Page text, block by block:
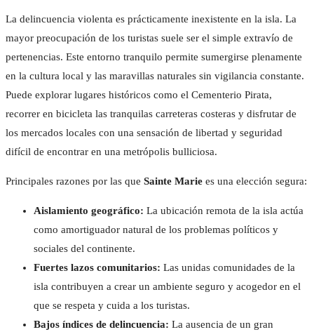
La delincuencia violenta es prácticamente inexistente en la isla. La
mayor preocupación de los turistas suele ser el simple extravío de
pertenencias. Este entorno tranquilo permite sumergirse plenamente
en la cultura local y las maravillas naturales sin vigilancia constante.
Puede explorar lugares históricos como el Cementerio Pirata,
recorrer en bicicleta las tranquilas carreteras costeras y disfrutar de
los mercados locales con una sensación de libertad y seguridad
difícil de encontrar en una metrópolis bulliciosa.
Principales razones por las que Sainte Marie es una elección segura:
Aislamiento geográfico: La ubicación remota de la isla actúa
como amortiguador natural de los problemas políticos y
sociales del continente.
Fuertes lazos comunitarios: Las unidas comunidades de la
isla contribuyen a crear un ambiente seguro y acogedor en el
que se respeta y cuida a los turistas.
Bajos índices de delincuencia: La ausencia de un gran